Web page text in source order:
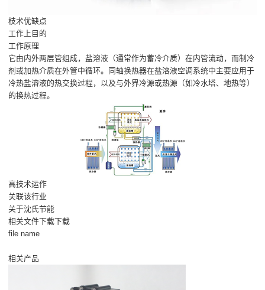
枝术优缺点
工作上目的
工作原理
它由内外两层管组成，盐溶液（通常作为蓄冷介质）在内管流动，而制冷
剂或加热介质在外管中循环。同轴换热器在盐溶液空调系统中主要应用于
冷热盐溶液的热交换过程，以及与外界冷源或热源（如冷水塔、地热等）
的换热过程。
高技术运作
关联该行业
关于沈氏节能
相关文件下载下载
file name
相关产品